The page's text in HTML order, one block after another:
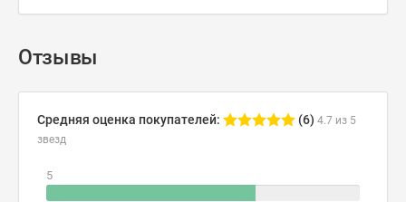
Отзывы
Средняя оценка покупателей: (6) 4.7 из 5
звезд
5